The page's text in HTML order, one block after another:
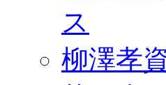
ス
柳澤孝